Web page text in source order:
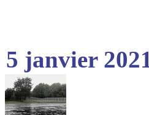
5 janvier 2021